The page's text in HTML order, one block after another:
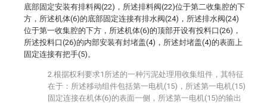
底部固定安装有排料阀(22)，所述排料阀(22)位于第二收集腔的下
方，所述机体(6)的底部固定连接有排水阀(24)，所述排水阀(24)
位于第一收集腔的下方，所述机体(6)的顶部开设有投料口(26)，
所述投料口(26)的内部安装有封堵盖(4)，所述封堵盖(4)的表面上
固定连接有把手(5)。
2.根据权利要求1所述的一种污泥处理用收集组件，其特征
在于：所述移动组件包括第一电机(15)，所述第一电机(15)
固定连接在机体(6)的表面一侧，所述第一电机(15)的输出